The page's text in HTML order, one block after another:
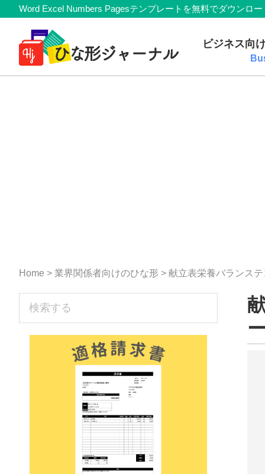
Skip
primary
navigation
Skip
content
Skip
primary
sidebar
Skip
footer
Member
Navigation
Word Excel Numbers Pagesテンプレートを無料でダウンロ
料
テ
な
形
ャ
ビジネス向
Home > 業界関係者向けのひな形 > 献立表栄養バランス
sidebar